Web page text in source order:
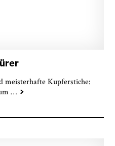
meisterhafte Kupferstiche:
…